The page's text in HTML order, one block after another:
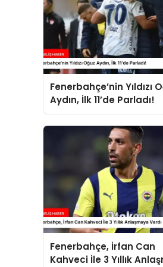
Fenerbahçe’nin Yıldızı
Aydın, İlk 11’de Parladı!
Fenerbahçe, İrfan Can
Kahveci İle 3 Yıllık